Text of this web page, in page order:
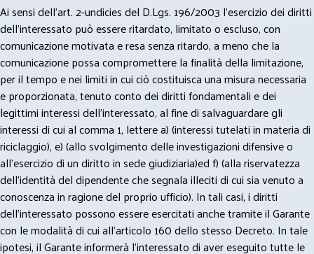
Ai sensi dell’art. 2-undicies del D.Lgs. 196/2003 l’esercizio dei diritti
dell’interessato può essere ritardato, limitato o escluso, con
comunicazione motivata e resa senza ritardo, a meno che la
comunicazione possa compromettere la finalità della limitazione,
per il tempo e nei limiti in cui ciò costituisca una misura necessaria
e proporzionata, tenuto conto dei diritti fondamentali e dei
legittimi interessi dell’interessato, al fine di salvaguardare gli
interessi di cui al comma 1, lettere a) (interessi tutelati in materia di
riciclaggio), e) (allo svolgimento delle investigazioni difensive o
all’esercizio di un diritto in sede giudiziaria)ed f) (alla riservatezza
dell’identità del dipendente che segnala illeciti di cui sia venuto a
conoscenza in ragione del proprio ufficio). In tali casi, i diritti
dell’interessato possono essere esercitati anche tramite il Garante
con le modalità di cui all’articolo 160 dello stesso Decreto. In tale
ipotesi, il Garante informerà l’interessato di aver eseguito tutte le